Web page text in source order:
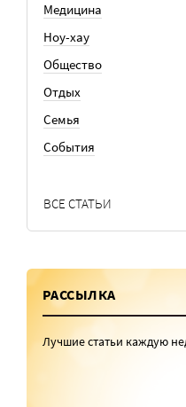
Медицина
Ноу-хау
Общество
Отдых
Семья
События
ВСЕ СТАТЬИ
РАССЫЛКА
Лучшие статьи каждую